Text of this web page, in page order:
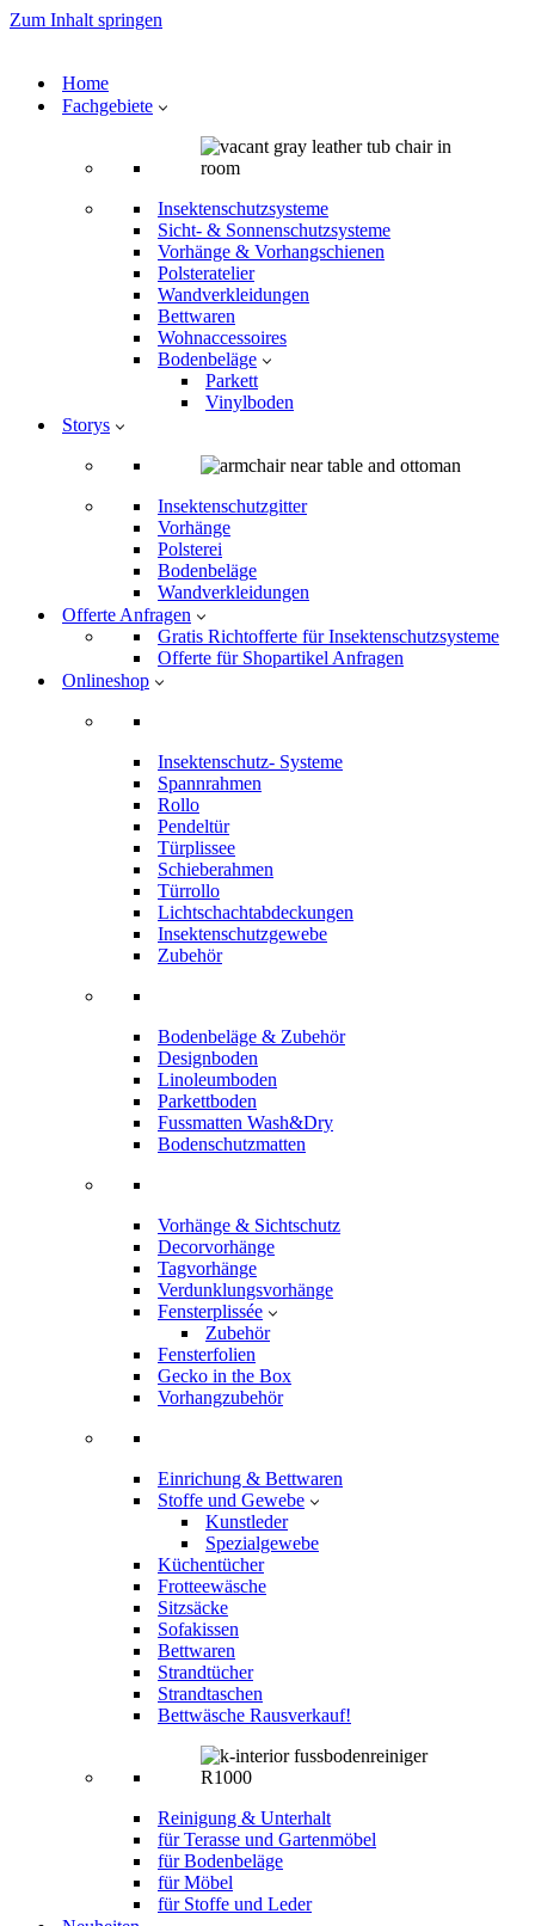
Zum Inhalt springen
Home
Fachgebiete
Insektenschutzsysteme
Sicht- & Sonnenschutzsysteme
Vorhänge & Vorhangschienen
Polsteratelier
Wandverkleidungen
Bettwaren
Wohnaccessoires
Bodenbeläge
Parkett
Vinylboden
Storys
Insektenschutzgitter
Vorhänge
Polsterei
Bodenbeläge
Wandverkleidungen
Offerte Anfragen
Gratis Richtofferte für Insektenschutzsysteme
Offerte für Shopartikel Anfragen
Onlineshop
Insektenschutz- Systeme
Spannrahmen
Rollo
Pendeltür
Türplissee
Schieberahmen
Türrollo
Lichtschachtabdeckungen
Insektenschutzgewebe
Zubehör
Bodenbeläge & Zubehör
Designboden
Linoleumboden
Parkettboden
Fussmatten Wash&Dry
Bodenschutzmatten
Vorhänge & Sichtschutz
Decorvorhänge
Tagvorhänge
Verdunklungsvorhänge
Fensterplissée
Zubehör
Fensterfolien
Gecko in the Box
Vorhangzubehör
Einrichung & Bettwaren
Stoffe und Gewebe
Kunstleder
Spezialgewebe
Küchentücher
Frotteewäsche
Sitzsäcke
Sofakissen
Bettwaren
Strandtücher
Strandtaschen
Bettwäsche Rausverkauf!
Reinigung & Unterhalt
für Terasse und Gartenmöbel
für Bodenbeläge
für Möbel
für Stoffe und Leder